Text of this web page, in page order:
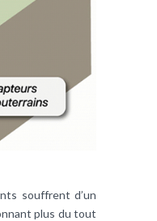
souffrent d’un
plus du tout